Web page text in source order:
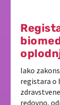
Iako
registara o
redovno,